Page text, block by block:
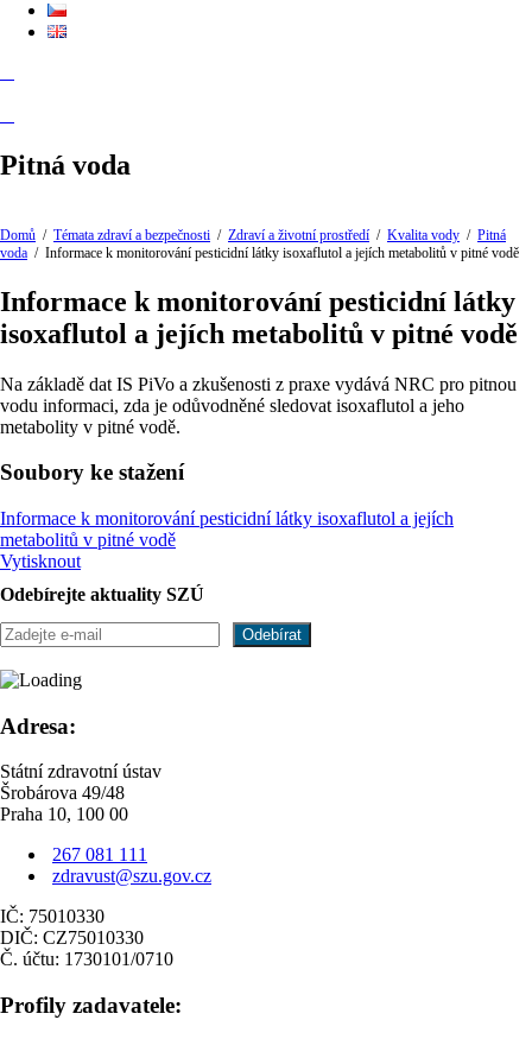
Pitná voda
Domů / Témata zdraví a bezpečnosti / Zdraví a životní prostředí / Kvalita vody / Pitná
voda / Informace k monitorování pesticidní látky isoxaflutol a jejích metabolitů v pitné vodě
Informace k monitorování pesticidní látky
isoxaflutol a jejích metabolitů v pitné vodě
Na základě dat IS PiVo a zkušenosti z praxe vydává NRC pro pitnou
vodu informaci, zda je odůvodněné sledovat isoxaflutol a jeho
metabolity v pitné vodě.
Soubory ke stažení
Informace k monitorování pesticidní látky isoxaflutol a jejích
metabolitů v pitné vodě
Vytisknout
Odebírejte aktuality SZÚ
Adresa:
Státní zdravotní ústav
Šrobárova 49/48
Praha 10, 100 00
267 081 111
zdravust@szu.gov.cz
IČ: 75010330
DIČ: CZ75010330
Č. účtu: 1730101/0710
Profily zadavatele: